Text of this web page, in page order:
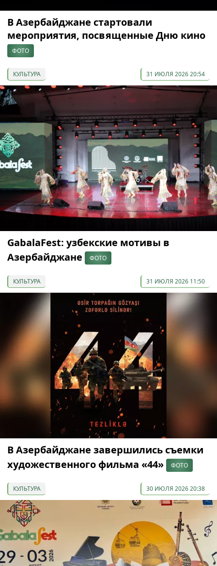
В Азербайджане стартовали
мероприятия, посвященные Дню кино
ФОТО
КУЛЬТУРА 31 ИЮЛЯ 2026 20:54
GabalaFest: узбекские мотивы в
Азербайджане
ФОТО
КУЛЬТУРА 31 ИЮЛЯ 2026 11:50
В Азербайджане завершились съемки
художественного фильма «44»
ФОТО
КУЛЬТУРА 30 ИЮЛЯ 2026 20:38